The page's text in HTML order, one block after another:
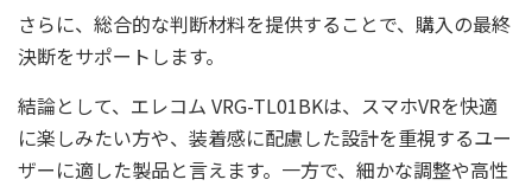
さらに、総合的な判断材料を提供することで、購入の最終
決断をサポートします。
結論として、エレコム VRG-TL01BKは、スマホVRを快適
に楽しみたい方や、装着感に配慮した設計を重視するユー
ザーに適した製品と言えます。一方で、細かな調整や高性